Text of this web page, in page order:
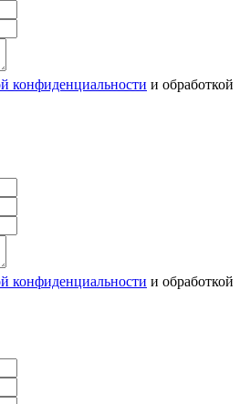
конфиденциальности и обработкой
конфиденциальности и обработкой